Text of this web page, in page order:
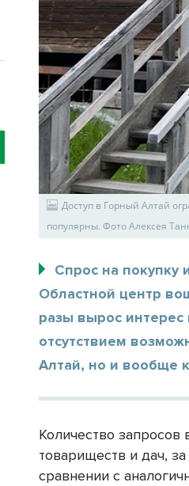
Доступ в Горный Алтай
популярны. Фото Алексея
Спрос на покупку
Областной центр
разы вырос
отсутствием
Алтай, но и вообще
Количество запросов
товариществ и дач,
сравнении с